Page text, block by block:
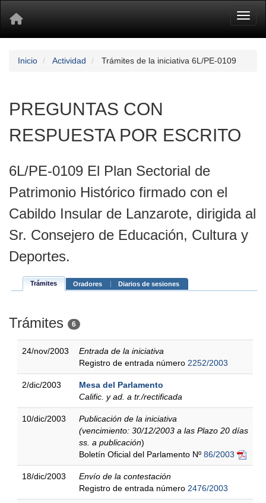
Inicio Actividad Trámites de la iniciativa 6L/PE-0109
PREGUNTAS CON
RESPUESTA POR ESCRITO
6L/PE-0109 El Plan Sectorial de
Patrimonio Histórico firmado con el
Cabildo Insular de Lanzarote, dirigida al
Sr. Consejero de Educación, Cultura y
Deportes.
Trámites Oradores Diarios de sesiones
Trámites 6
24/nov/2003
Entrada de la iniciativa
Registro de entrada número 2252/2003
2/dic/2003
Mesa del Parlamento
Calific. y ad. a tr./rectificada
10/dic/2003
Publicación de la iniciativa
(vencimiento: 30/12/2003 a las Plazo 20 días
ss. a publicación)
Boletín Oficial del Parlamento Nº 86/2003
18/dic/2003
Envío de la contestación
Registro de entrada número 2476/2003